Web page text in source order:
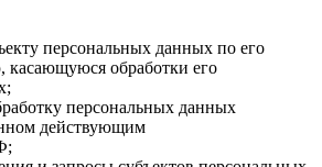
персональных данных по его
обработки его
персональных данных
действующим